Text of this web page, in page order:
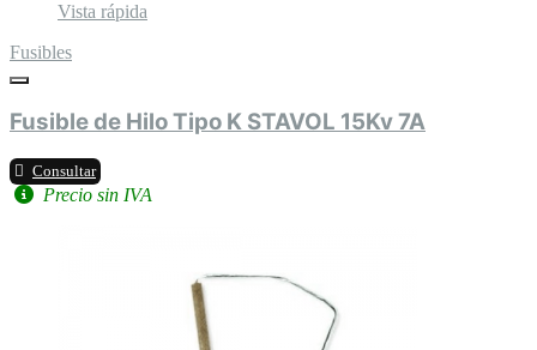
Vista rápida
Fusibles
Fusible de Hilo Tipo K STAVOL 15Kv 7A
Consultar
Precio sin IVA